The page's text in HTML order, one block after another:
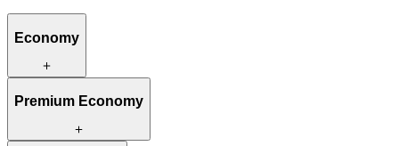
Economy
Economy is de beste keuze voor wie op zoek is naar een
basiscomforts, waaronder cabine- en ruimbagage, maaltijden aan
Premium Economy